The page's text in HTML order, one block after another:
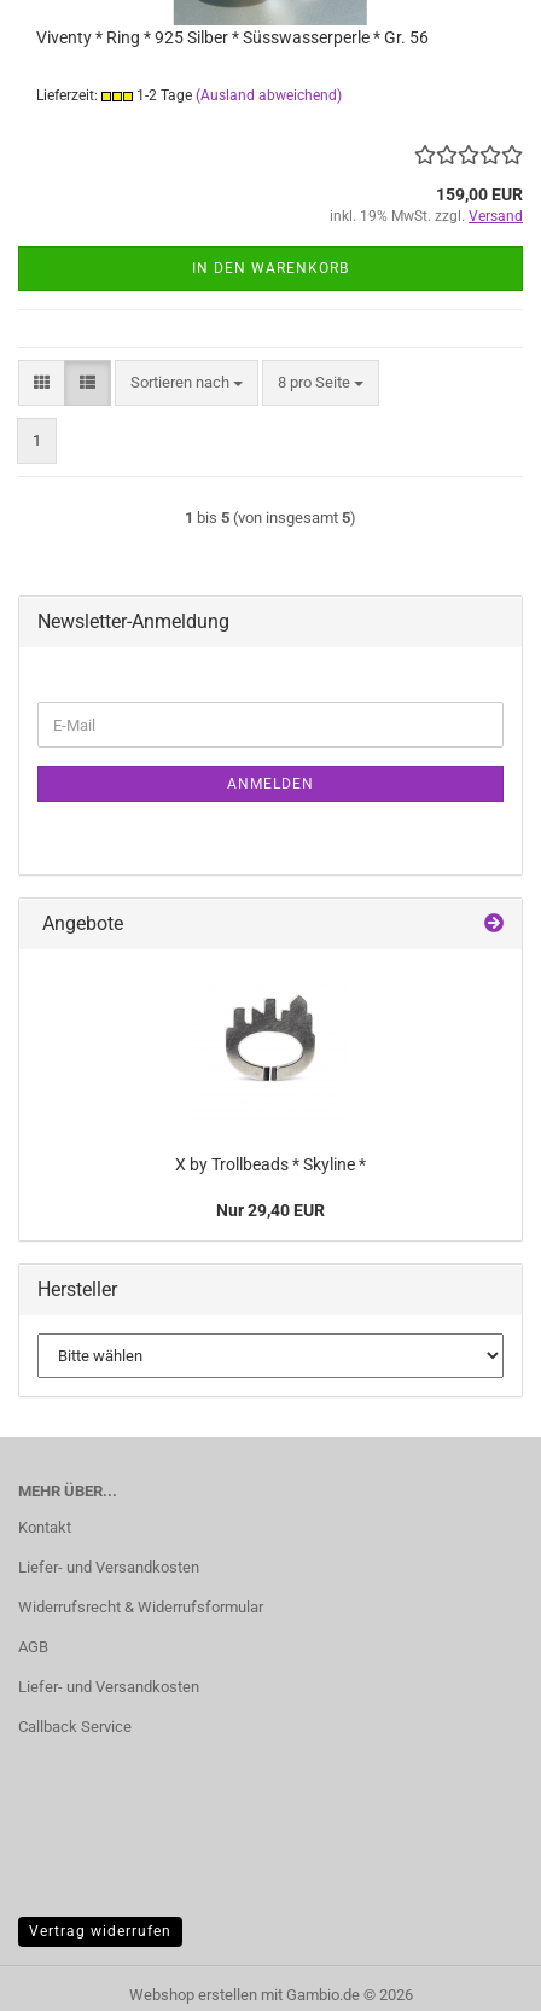
Viventy * Ring * 925 Silber * Süsswasserperle * Gr. 56
Lieferzeit: 1-2 Tage (Ausland abweichend)
159,00 EUR
inkl. 19% MwSt. zzgl. Versand
IN DEN WARENKORB
Sortieren nach
Sortieren nach 8 pro Seite
pro Seite
1
1 bis 5 (von insgesamt 5)
Newsletter-Anmeldung
ZUR
E-
Mail
ANMELDEN
Angebote
X by Trollbeads * Skyline *
Nur 29,40 EUR
Hersteller
MEHR ÜBER...
Kontakt
Liefer- und Versandkosten
Widerrufsrecht & Widerrufsformular
AGB
Liefer- und Versandkosten
Callback Service
Vertrag widerrufen
Webshop erstellenmit Gambio.de © 2026